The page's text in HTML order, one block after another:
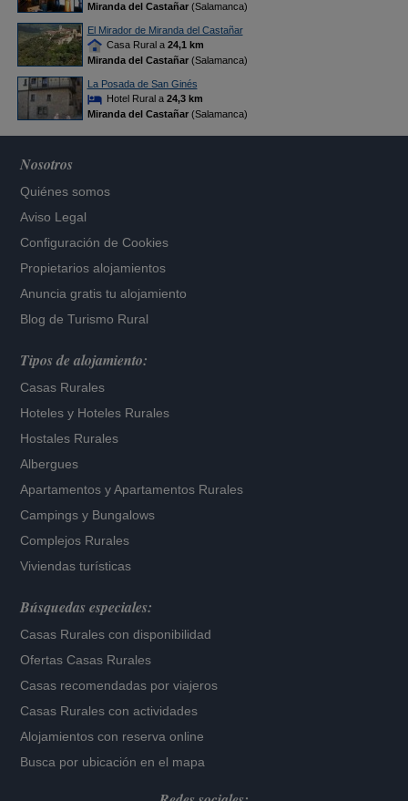
Miranda del Castañar(Salamanca)
El Mirador de Miranda del Castañar
Casa Rural a 24,1 km
Miranda del Castañar(Salamanca)
La Posada de San Ginés
Hotel Rural a 24,3 km
Miranda del Castañar(Salamanca)
Nosotros
Quiénes somos
Aviso Legal
Configuración de Cookies
Propietarios alojamientos
Anuncia gratis tu alojamiento
Blog de Turismo Rural
Tipos de alojamiento:
Casas Rurales
Hoteles y Hoteles Rurales
Hostales Rurales
Albergues
Apartamentos yApartamentos Rurales
Campings y Bungalows
Complejos Rurales
Viviendas turísticas
Búsquedas especiales:
Casas Rurales con disponibilidad
Ofertas Casas Rurales
Casas recomendadas por viajeros
Casas Rurales con actividades
Alojamientos con reserva online
Busca por ubicación en el mapa